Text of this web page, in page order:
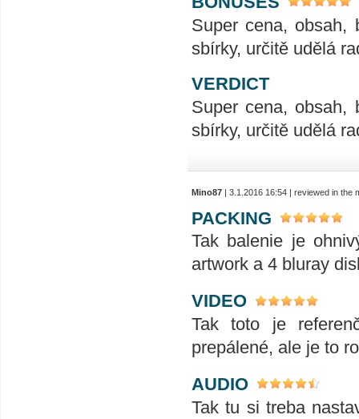
Super cena, obsah,
sbírky, určitě udělá
VERDICT
Super cena, obsah,
sbírky, určitě udělá
Mino87 | 3.1.2016 16:54 | reviewed in the
PACKING
Tak balenie je
artwork a 4 bluray
VIDEO
Tak toto je
prepálené, ale je to
AUDIO
Tak tu si treba